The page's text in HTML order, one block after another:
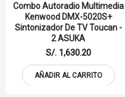
Combo Autoradio Multimedia
Kenwood DMX-5020S+
Sintonizador De TV Toucan -
2 ASUKA
S/. 1,630.20
AÑADIR AL CARRITO